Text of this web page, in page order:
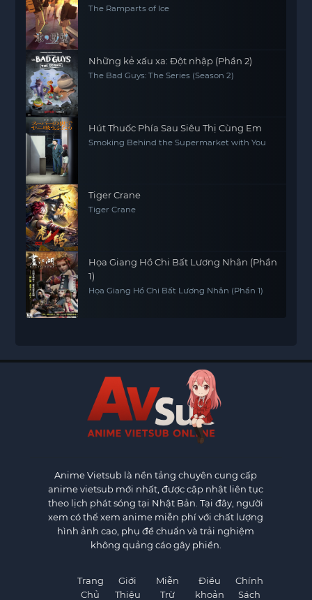
The Ramparts of Ice
Những kẻ xấu xa: Đột nhập (Phần 2)
The Bad Guys: The Series (Season 2)
Hút Thuốc Phía Sau Siêu Thị Cùng Em
Smoking Behind the Supermarket with You
Tiger Crane
Tiger Crane
Họa Giang Hồ Chi Bất Lương Nhân (Phần
1)
Họa Giang Hồ Chi Bất Lương Nhân (Phần 1)
Anime Vietsub là nền tảng chuyên cung cấp
anime vietsub mới nhất, được cập nhật liên tục
theo lịch phát sóng tại Nhật Bản. Tại đây, người
xem có thể xem anime miễn phí với chất lượng
hình ảnh cao, phụ đề chuẩn và trải nghiệm
không quảng cáo gây phiền.
Trang
Chủ
Giới
Thiệu
Miễn
Trừ
Điều
khoản
Chính
Sách